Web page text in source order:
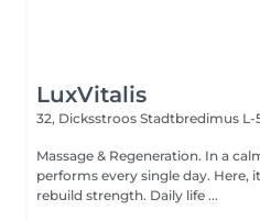
LuxVitalis
32, Dicksstroos Stadtbredimus L-
Massage & Regeneration. In a
performs every single day. Here, it
rebuild strength. Daily life ...